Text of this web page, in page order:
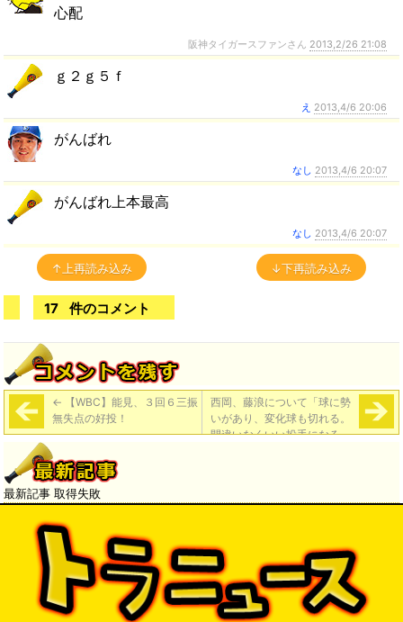
心配
阪神タイガースファンさん 2013,2/26 21:08
ｇ２ｇ５ｆ
え 2013,4/6 20:06
がんばれ
なし 2013,4/6 20:07
がんばれ上本最高
なし 2013,4/6 20:07
↑上再読み込み ↓下再読み込み
17 件のコメント
← 【WBC】能見、３回６三振
無失点の好投！
西岡、藤浪について「球に勢
いがあり、変化球も切れる。
間違いなくいい投手になる」
最新記事 取得失敗